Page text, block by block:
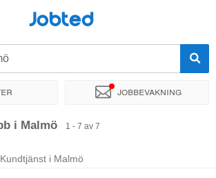
Jobted
Jobbevakning
plats Företag
i Malmö 1 - 7 av 7
i Malmö